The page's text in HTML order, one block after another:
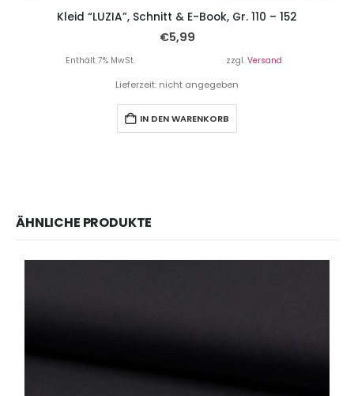
Kleid “LUZIA”, Schnitt & E-Book, Gr. 110 – 152
€5,99
Enthält 7% MwSt. zzgl. Versand
Lieferzeit: nicht angegeben
IN DEN WARENKORB
ÄHNLICHE PRODUKTE